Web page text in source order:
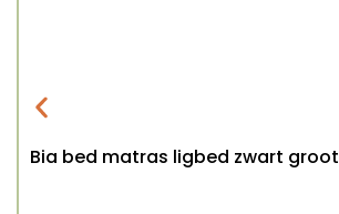
Bia bed matras ligbed zwart groot